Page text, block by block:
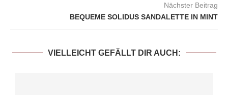
Nächster Beitrag
BEQUEME SOLIDUS SANDALETTE IN MINT
VIELLEICHT GEFÄLLT DIR AUCH: